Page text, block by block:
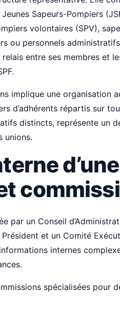
Sapeurs-Pompiers
volontaires (SPV),
ou personnels
entre ses membres et
implique une organisation
d’adhérents répartis sur
distincts, représente un
unions.
d’une
par un Conseil
et un Comité
internes
spécialisées pour